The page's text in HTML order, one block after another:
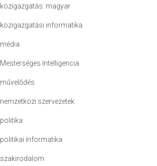
közigazgatás: magyar
közigazgatási informatika
média
Mesterséges Intelligencia
művelődés
nemzetközi szervezetek
politika
politikai informatika
szakirodalom